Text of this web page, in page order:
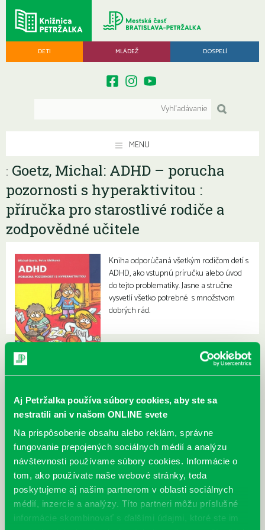
Aj Petržalka používa súbory cookies, aby ste sa
nestratili ani v našom ONLINE svete
Na prispôsobenie obsahu alebo reklám, správne
fungovanie prepojených sociálnych médií a analýzu
návštevnosti používame súbory cookies. Informácie o
tom, ako používate naše webové stránky, teda
poskytujeme aj našim partnerom v oblasti sociálnych
médií, inzercie a analýzy. Títo partneri môžu príslušné
informácie skombinovať s ďalšími údajmi, ktoré ste im
DETI MLÁDEŽ DOSPELÍ
MENU
: Goetz, Michal: ADHD – porucha
pozornosti s hyperaktivitou :
příručka pro starostlivé rodiče a
zodpovědné učitele
Kniha odporúčaná všetkým rodičom detí s
ADHD, ako vstupnú príručku alebo úvod
do tejto problematiky. Jasne a stručne
vysvetlí všetko potrebné s množstvom
dobrých rád.